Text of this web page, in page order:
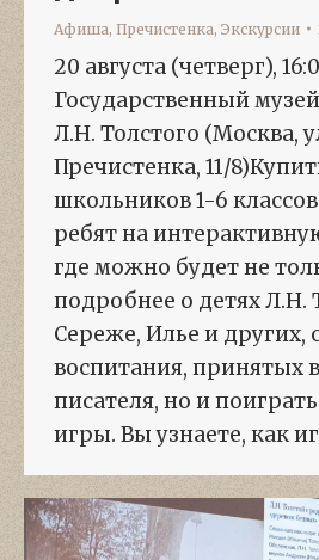
Афиша, Пречистенка, Экскурсии
20 августа (четверг),
Государственный
Л.Н. Толстого (Москва,
Пречистенка, 11/
школьников 1-6
ребят на
где можно будет не
подробнее о детях Л.Н.
Сереже, Илье и других,
воспитания, принятых
писателя, но и
игры. Вы узнаете, как